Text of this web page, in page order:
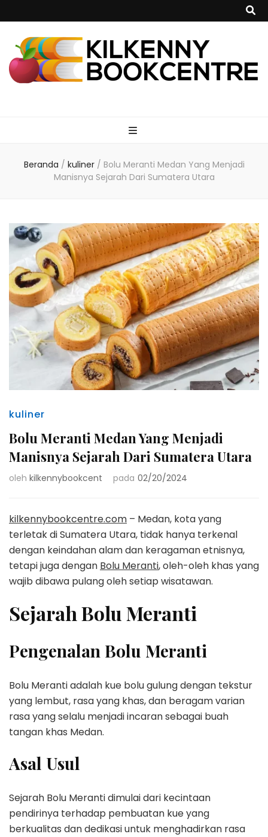
Beranda / kuliner / Bolu Meranti Medan Yang Menjadi
Manisnya Sejarah Dari Sumatera Utara
kuliner
Bolu Meranti Medan Yang Menjadi
Manisnya Sejarah Dari Sumatera Utara
oleh kilkennybookcent pada 02/20/2024
kilkennybookcentre.com – Medan, kota yang
terletak di Sumatera Utara, tidak hanya terkenal
dengan keindahan alam dan keragaman etnisnya,
tetapi juga dengan Bolu Meranti, oleh-oleh khas yang
wajib dibawa pulang oleh setiap wisatawan.
Sejarah Bolu Meranti
Pengenalan Bolu Meranti
Bolu Meranti adalah kue bolu gulung dengan tekstur
yang lembut, rasa yang khas, dan beragam varian
rasa yang selalu menjadi incaran sebagai buah
tangan khas Medan.
Asal Usul
Sejarah Bolu Meranti dimulai dari kecintaan
pendirinya terhadap pembuatan kue yang
berkualitas dan dedikasi untuk menghadirkan rasa